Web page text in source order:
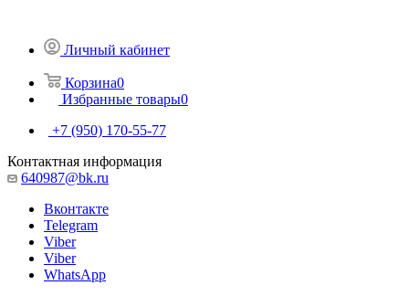
Личный кабинет
Корзина0
Избранные товары0
+7 (950) 170-55-77
Контактная информация
640987@bk.ru
Вконтакте
Telegram
Viber
Viber
WhatsApp